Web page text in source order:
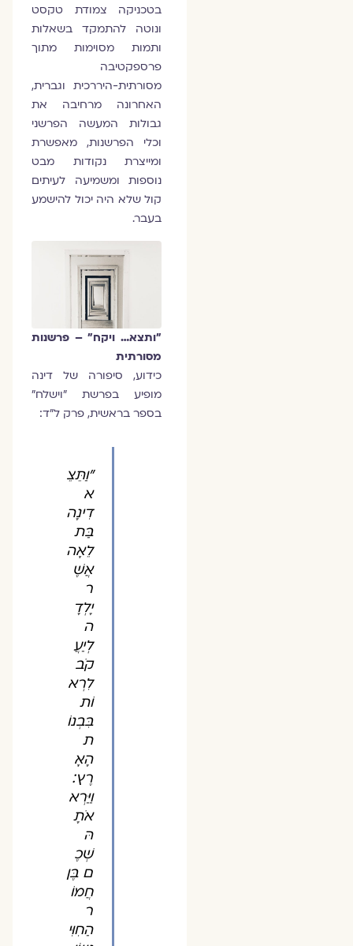
בטכניקה צמודת טקסט
ונוטה להתמקד בשאלות
ותמות מסוימות מתוך
פרספקטיבה
מסורתית-היררכית וגברית,
האחרונה מרחיבה את
גבולות המעשה הפרשני
וכלי הפרשנות, מאפשרת
ומייצרת נקודות מבט
נוספות ומשמיעה לעיתים
קול שלא היה יכול להישמע
בעבר.
"ותצא… ויקח" – פרשנות
מסורתית
כידוע, סיפורה של דינה
מופיע בפרשת "וישלח"
בספר בראשית, פרק ל"ד:
"וַתֵּצֵ
א
דִינָה
בַּת
לֵאָה
אֲשֶׁ
ר
יָלְדָ
ה
לְיַעֲ
קֹב
לִרְא
וֹת
בִּבְנוֹ
ת
הָאָ
רֶץ׃
וַיַּרְא
אֹתָ
הּ
שְׁכֶ
ם בֶּן
חֲמוֹ
ר
הַחִוִּי